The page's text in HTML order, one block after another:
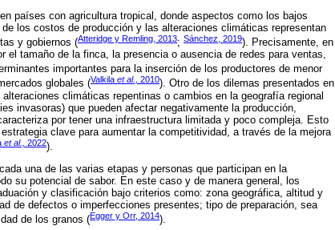
países con agricultura tropical, donde aspectos como los bajos
los costos de producción y las alteraciones climáticas representan
y gobiernos (Atteridge y Remling, 2013; Sánchez, 2019). Precisamente, en
el tamaño de la finca, la presencia o ausencia de redes para ventas,
importantes para la inserción de los productores de menor
globales (Valkila et al., 2010). Otro de los dilemas presentados en
climáticas repentinas o cambios en la geografía regional
invasoras) que pueden afectar negativamente la producción,
por tener una infraestructura limitada y poco compleja. Esto
clave para aumentar la competitividad, a través de la mejora
et al., 2022).
una de las varias etapas y personas que participan en la
su potencial de sabor. En este caso y de manera general, los
y clasificación bajo criterios como: zona geográfica, altitud y
de defectos o imperfecciones presentes; tipo de preparación, sea
de los granos (Egger y Orr, 2014).